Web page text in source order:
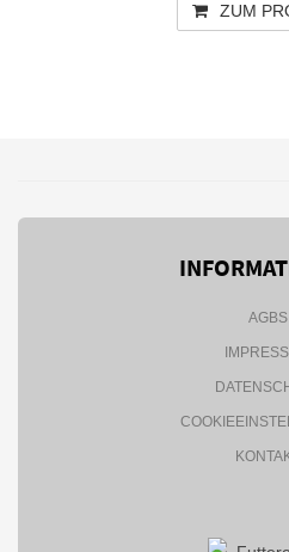
ZUM
AGBS